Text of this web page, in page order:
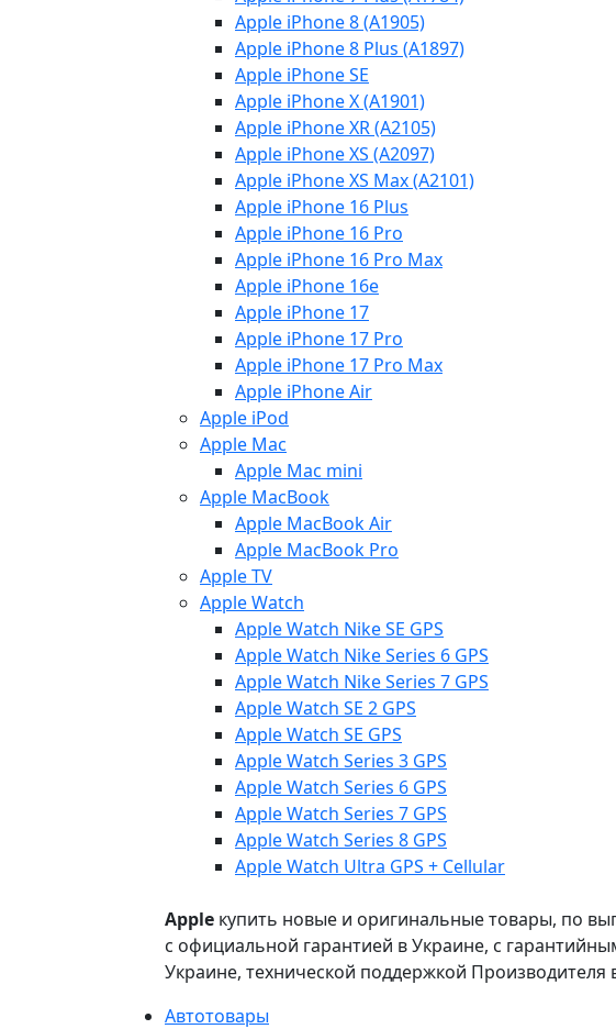
Apple iPhone 8 (A1905)
Apple iPhone 8 Plus (A1897)
Apple iPhone SE
Apple iPhone X (A1901)
Apple iPhone XR (A2105)
Apple iPhone XS (A2097)
Apple iPhone XS Max (A2101)
Apple iPhone 16 Plus
Apple iPhone 16 Pro
Apple iPhone 16 Pro Max
Apple iPhone 16e
Apple iPhone 17
Apple iPhone 17 Pro
Apple iPhone 17 Pro Max
Apple iPhone Air
Apple iPod
Apple Mac
Apple Mac mini
Apple MacBook
Apple MacBook Air
Apple MacBook Pro
Apple TV
Apple Watch
Apple Watch Nike SE GPS
Apple Watch Nike Series 6 GPS
Apple Watch Nike Series 7 GPS
Apple Watch SE 2 GPS
Apple Watch SE GPS
Apple Watch Series 3 GPS
Apple Watch Series 6 GPS
Apple Watch Series 7 GPS
Apple Watch Series 8 GPS
Apple Watch Ultra GPS + Cellular
Apple купить новые и оригинальные товары, по
с официальной гарантией в Украине, с
Украине, технической поддержкой
Автотовары